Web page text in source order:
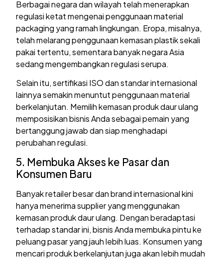
Berbagai negara dan wilayah telah menerapkan
regulasi ketat mengenai penggunaan material
packaging yang ramah lingkungan. Eropa, misalnya,
telah melarang penggunaan kemasan plastik sekali
pakai tertentu, sementara banyak negara Asia
sedang mengembangkan regulasi serupa.
Selain itu, sertifikasi ISO dan standar internasional
lainnya semakin menuntut penggunaan material
berkelanjutan. Memilih kemasan produk daur ulang
memposisikan bisnis Anda sebagai pemain yang
bertanggung jawab dan siap menghadapi
perubahan regulasi.
5. Membuka Akses ke Pasar dan
Konsumen Baru
Banyak retailer besar dan brand internasional kini
hanya menerima supplier yang menggunakan
kemasan produk daur ulang. Dengan beradaptasi
terhadap standar ini, bisnis Anda membuka pintu ke
peluang pasar yang jauh lebih luas. Konsumen yang
mencari produk berkelanjutan juga akan lebih mudah